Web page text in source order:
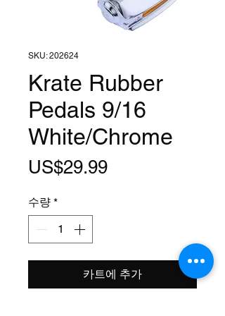
SKU: 202624
Krate Rubber
Pedals 9/16
White/Chrome
US$29.99가
수량 *
카트에 추가